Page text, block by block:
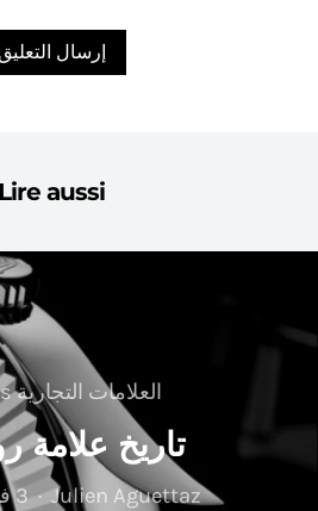
Lire aussi
العلامات التجارية Brands
تاريخ علامة
Julien Aguettaz 3 فبراير 2026